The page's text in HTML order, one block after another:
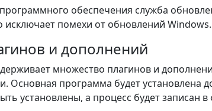
обеспечения служба
исключает помехи от обновлений Windows.
и дополнений
множество плагинов и
Основная программа будет установлена
установлены, а процесс будет записан